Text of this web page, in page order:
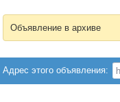
Объявление в архиве
Адрес этого объявления: